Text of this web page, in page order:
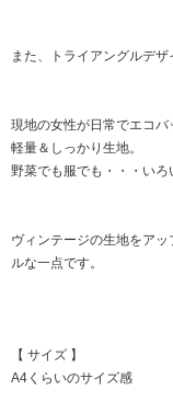
また、トライアングルデ
現地の女性が日常でエコ
軽量＆しっかり生地。
野菜でも服でも・・・いろ
ヴィンテージの生地をア
ルな一点です。
【 サイズ 】
A4くらいのサイズ感